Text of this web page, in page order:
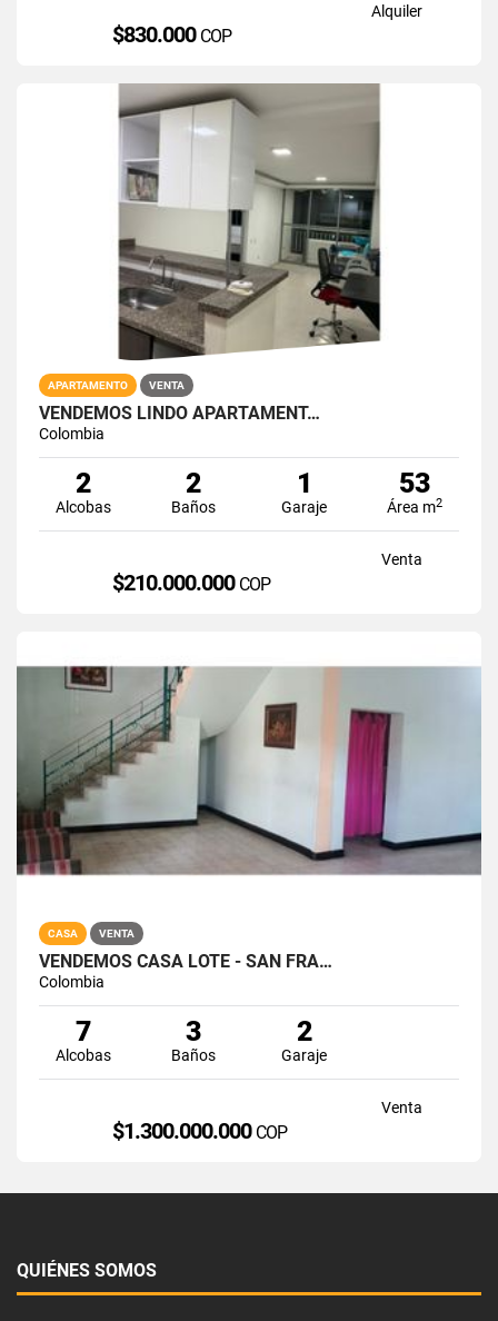
Alquiler
$830.000 COP
APARTAMENTO VENTA
VENDEMOS LINDO APARTAMENT…
Colombia
2
Alcobas
2
Baños
1
Garaje
53
Área m2
Venta
$210.000.000 COP
CASA VENTA
VENDEMOS CASA LOTE - SAN FRA…
Colombia
7
Alcobas
3
Baños
2
Garaje
Venta
$1.300.000.000 COP
QUIÉNES SOMOS